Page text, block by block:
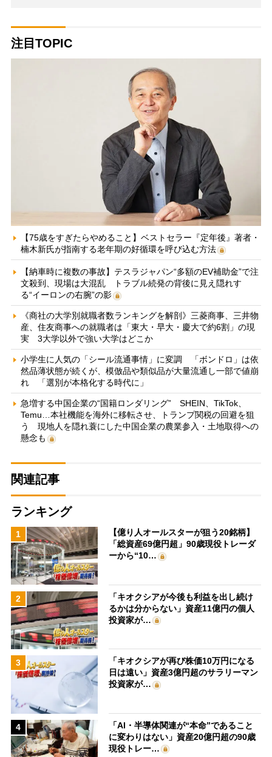
注目TOPIC
【75歳をすぎたらやめること】ベストセラー『定年後』著者・
楠木新氏が指南する老年期の好循環を呼び込む方法
【納車時に複数の事故】テスラジャパン“多額のEV補助金”で注
文殺到、現場は大混乱 トラブル続発の背後に見え隠れす
る“イーロンの右腕”の影
《商社の大学別就職者数ランキングを解剖》三菱商事、三井物
産、住友商事への就職者は「東大・早大・慶大で約6割」の現
実 3大学以外で強い大学はどこか
小学生に人気の「シール流通事情」に変調 「ボンドロ」は依
然品薄状態が続くが、模倣品や類似品が大量流通し一部で値崩
れ 「選別が本格化する時代に」
急増する中国企業の“国籍ロンダリング” SHEIN、TikTok、
Temu…本社機能を海外に移転させ、トランプ関税の回避を狙
う 現地人を隠れ蓑にした中国企業の農業参入・土地取得への
懸念も
関連記事
ランキング
1
【億り人オールスターが狙う20銘柄】
「総資産69億円超」90歳現役トレーダ
ーから“10…
2
「キオクシアが今後も利益を出し続け
るかは分からない」資産11億円の個人
投資家が…
3
「キオクシアが再び株価10万円になる
日は遠い」資産3億円超のサラリーマン
投資家が…
4
「AI・半導体関連が“本命”であること
に変わりはない」資産20億円超の90歳
現役トレー…